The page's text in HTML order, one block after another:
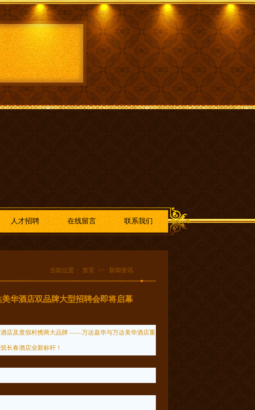
人才招聘 在线留言 联系我们
当前位置： 首页 >> 新闻资讯
华酒店双品牌大型招聘会即将启幕
酒店及度假村携两大品牌 ——万达嘉华与万达美华酒店重
长春酒店业新标杆！